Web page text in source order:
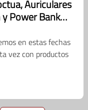
Auriculares
Power Bank
en estas fechas
vez con productos